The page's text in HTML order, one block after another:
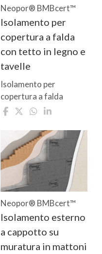
Neopor® BMBcert™
Isolamento per
copertura a falda
con tetto in legno e
tavelle
Isolamento per
copertura a falda
Neopor® BMBcert™
Isolamento esterno
a cappotto su
muratura in mattoni